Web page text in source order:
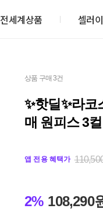
전세계상품 셀러
상품 구매 3건
✨핫딜✨라
매 원피스 3
앱 전용 혜택가
2% 108,290